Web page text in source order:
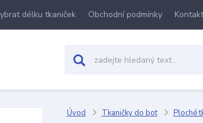
délku tkaniček Obchodní podmínky
Úvod Tkaničky do bot Ploché